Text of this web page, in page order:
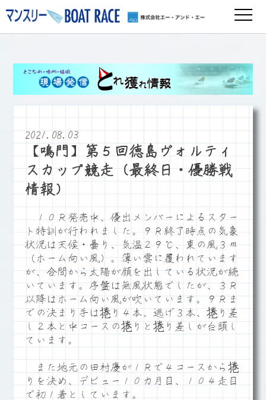
2021.08.03
【鳴門】第５回徳島ヴォルティ
スカップ競走（最終日・優勝戦
情報）
１０Ｒ発売中、優出メンバーによるスター
ト特訓が行われました。９Ｒ終了時点の気象
状況は天候・曇り、気温２９℃、東の風３ｍ
（ホーム向い風）。薄い雲に覆われています
が、合間から太陽が顔を出している状況が続
いています。序盤は無風状態でしたが、３Ｒ
以降はホーム向い風が吹いています。９Ｒま
での決まり手は捲り４本、逃げ３本、捲り差
し２本と中コースの捲りと捲り差しが台頭し
ています。
また地元の田村慶が１Ｒで４コースから捲
りを決め、デビュー１０カ月目、１０４走目
で初１着としています。